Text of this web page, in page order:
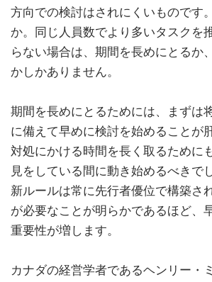
方向での検討はされにくいものです
か。同じ人員数でより多いタスクを
らない場合は、期間を長めにとるか
かしかありません。
期間を長めにとるためには、まずは
に備えて早めに検討を始めることが
対処にかける時間を長く取るために
見をしている間に動き始めるべきで
新ルールは常に先行者優位で構築さ
が必要なことが明らかであるほど、
重要性が増します。
カナダの経営学者であるヘンリー・